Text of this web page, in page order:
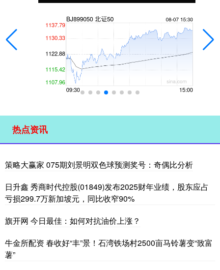
热点资讯
策略大赢家 075期刘景明双色球预测奖号：奇偶比分析
日升鑫 秀商时代控股(01849)发布2025财年业绩，股东应占
亏损299.7万新加坡元，同比收窄90%
旗开网 今日最佳：如何对抗油价上涨？
牛金所配资 春收好“丰”景！石湾铁场村2500亩马铃薯变“致富
薯”